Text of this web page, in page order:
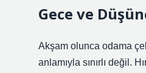
Gece ve
Akşam olunca odama
anlamıyla sınırlı değil.